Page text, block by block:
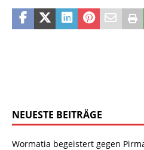
NEUESTE BEITRÄGE
Wormatia begeistert gegen